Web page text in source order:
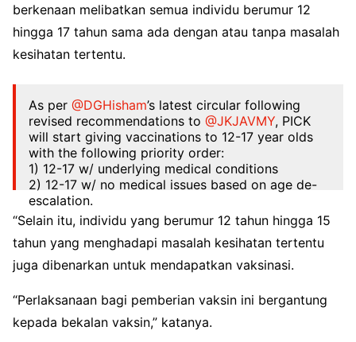
berkenaan melibatkan semua individu berumur 12
hingga 17 tahun sama ada dengan atau tanpa masalah
kesihatan tertentu.
As per @DGHisham’s latest circular following
revised recommendations to @JKJAVMY, PICK
will start giving vaccinations to 12-17 year olds
with the following priority order:
1) 12-17 w/ underlying medical conditions
2) 12-17 w/ no medical issues based on age de-
escalation.
— Khairy Jamaluddin 🇲🇾🌺 (@Khairykj)August
13, 2021
“Selain itu, individu yang berumur 12 tahun hingga 15
tahun yang menghadapi masalah kesihatan tertentu
juga dibenarkan untuk mendapatkan vaksinasi.
“Perlaksanaan bagi pemberian vaksin ini bergantung
kepada bekalan vaksin,” katanya.